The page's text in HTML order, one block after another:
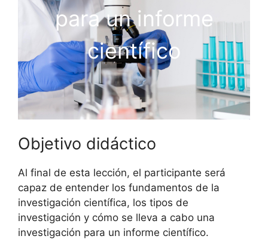
para un informe
científico
Objetivo didáctico
Al final de esta lección, el participante será
capaz de entender los fundamentos de la
investigación científica, los tipos de
investigación y cómo se lleva a cabo una
investigación para un informe científico.